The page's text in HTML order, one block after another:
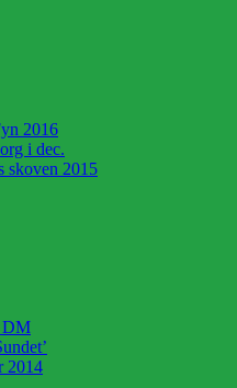
2016
i dec.
skoven 2015
DM
2014